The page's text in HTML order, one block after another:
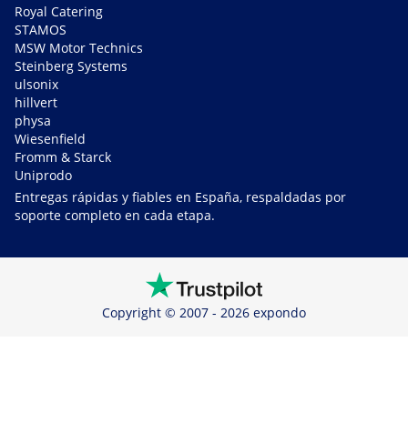
Royal Catering
STAMOS
MSW Motor Technics
Steinberg Systems
ulsonix
hillvert
physa
Wiesenfield
Fromm & Starck
Uniprodo
Entregas rápidas y fiables en España, respaldadas por
soporte completo en cada etapa.
Copyright © 2007 - 2026 expondo